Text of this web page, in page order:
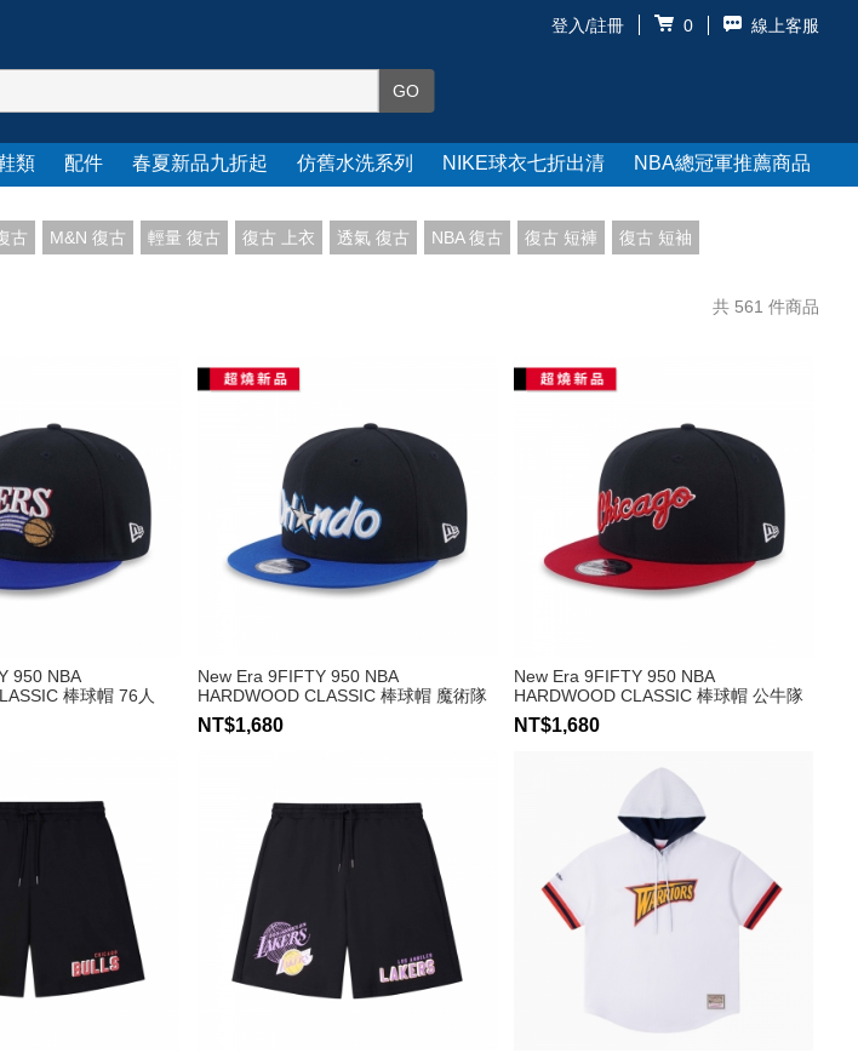
登入/註冊 0 線上客服
類 配件 春夏新品九折起 仿舊水洗系列 NIKE球衣七折出清 NBA總冠軍推薦商品
古 M&N 復古 輕量 復古 復古 上衣 透氣 復古 NBA 復古 復古 短褲 復古 短袖
共 561 件商品
950 NBA
棒球帽 76人
New Era 9FIFTY 950 NBA
HARDWOOD CLASSIC 棒球帽 魔術隊
NT$1,680
New Era 9FIFTY 950 NBA
HARDWOOD CLASSIC 棒球帽 公牛隊
NT$1,680